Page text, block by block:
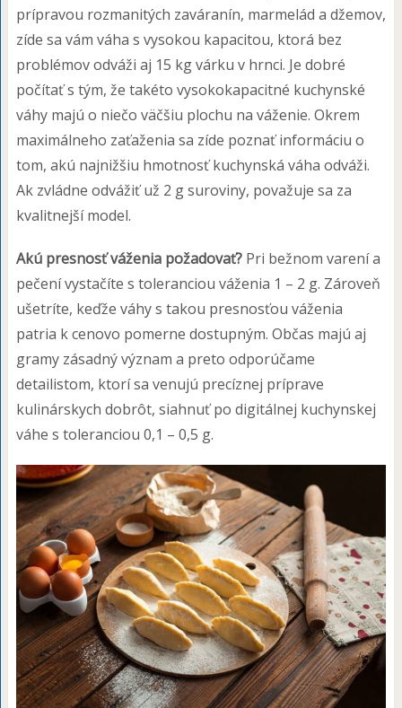
prípravou rozmanitých zaváranín, marmelád a džemov,
zíde sa vám váha s vysokou kapacitou, ktorá bez
problémov odváži aj 15 kg várku v hrnci. Je dobré
počítať s tým, že takéto vysokokapacitné kuchynské
váhy majú o niečo väčšiu plochu na váženie. Okrem
maximálneho zaťaženia sa zíde poznať informáciu o
tom, akú najnižšiu hmotnosť kuchynská váha odváži.
Ak zvládne odvážiť už 2 g suroviny, považuje sa za
kvalitnejší model.
Akú presnosť váženia požadovať?Pri bežnom varení a
pečení vystačíte s toleranciou váženia 1 – 2 g. Zároveň
ušetríte, keďže váhy s takou presnosťou váženia
patria k cenovo pomerne dostupným. Občas majú aj
gramy zásadný význam a preto odporúčame
detailistom, ktorí sa venujú precíznej príprave
kulinárskych dobrôt, siahnuť po digitálnej kuchynskej
váhe s toleranciou 0,1 – 0,5 g.